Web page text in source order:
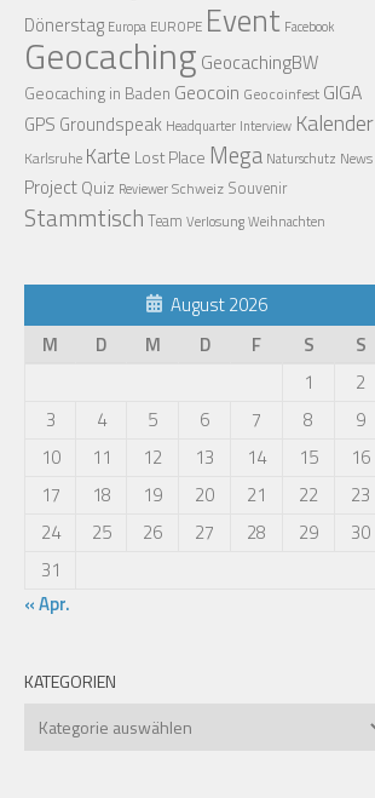
Dönerstag Europa EUROPE Event Facebook
Geocaching GeocachingBW
Geocaching in Baden Geocoin Geocoinfest GIGA
GPS Groundspeak Headquarter Interview Kalender
Karlsruhe Karte Lost Place Mega Naturschutz News
ProjectQuiz ReviewerSchweiz Souvenir
Stammtisch Team VerlosungWeihnachten
August 2026
M
D M D F S
S
1
2
3
4 5 6 7 8
9
10
11 12 13 14 15
16
17
18 19 20 21 22
23
24
25 26 27 28 29
30
31
« Apr.
KATEGORIEN
Kategorien